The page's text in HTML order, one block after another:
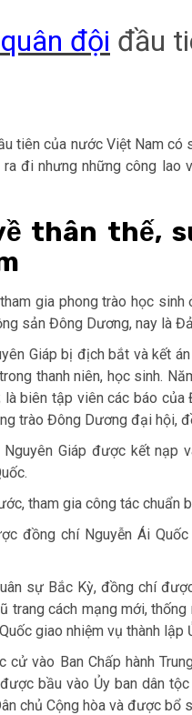
đội đầu
tiên của nước Việt Nam
đi nhưng những công
thân thế,
gia phong trào học
sản Đông Dương, nay là
Giáp bị địch bắt và kết
thanh niên, học sinh.
biên tập viên các báo của
trào Đông Dương đại hội,
Giáp được kết nạp
tham gia công tác chuẩn
đồng chí Nguyễn Ái
sự Bắc Kỳ, đồng chí
trang cách mạng mới,
giao nhiệm vụ thành lập
vào Ban Chấp hành
bầu vào Ủy ban dân
chủ Cộng hòa và được bổ